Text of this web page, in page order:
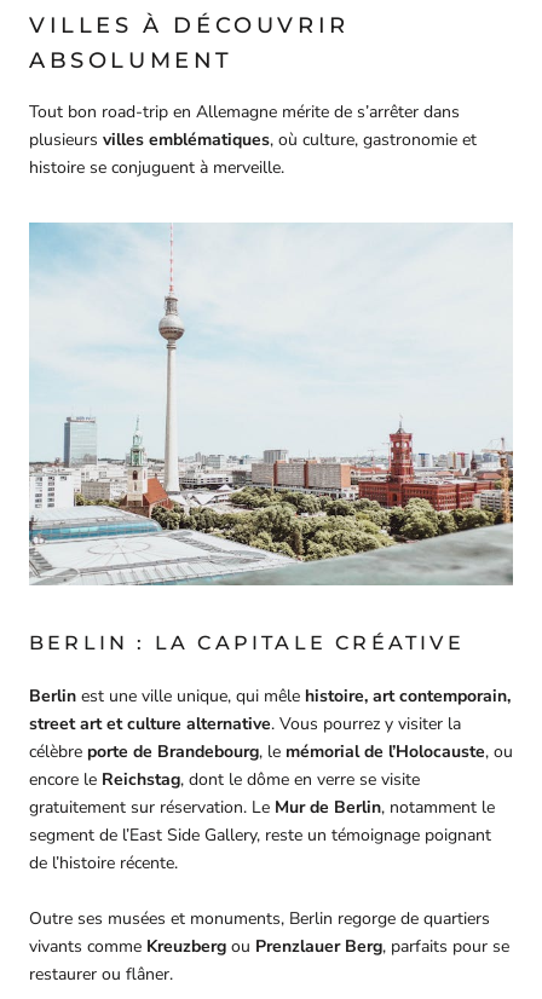
VILLES À DÉCOUVRIR
ABSOLUMENT
Tout bon road-trip en Allemagne mérite de s’arrêter dans
plusieurs villes emblématiques, où culture, gastronomie et
histoire se conjuguent à merveille.
BERLIN : LA CAPITALE CRÉATIVE
Berlin est une ville unique, qui mêle histoire, art contemporain,
street art et culture alternative. Vous pourrez y visiter la
célèbre porte de Brandebourg, le mémorial de l’Holocauste, ou
encore le Reichstag, dont le dôme en verre se visite
gratuitement sur réservation. Le Mur de Berlin, notamment le
segment de l’East Side Gallery, reste un témoignage poignant
de l’histoire récente.
Outre ses musées et monuments, Berlin regorge de quartiers
vivants comme Kreuzberg ou Prenzlauer Berg, parfaits pour se
restaurer ou flâner.